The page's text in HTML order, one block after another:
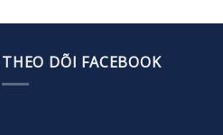
THEO DÕI FACEBOOK